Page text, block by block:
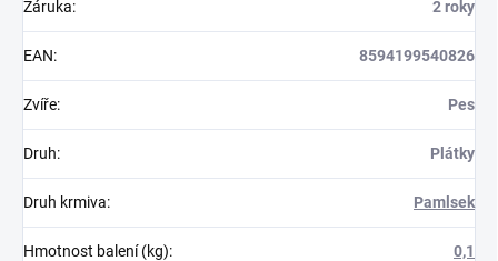
Záruka: 2 roky
EAN: 8594199540826
Zvíře: Pes
Druh: Plátky
Druh krmiva: Pamlsek
Hmotnost balení (kg): 0,1